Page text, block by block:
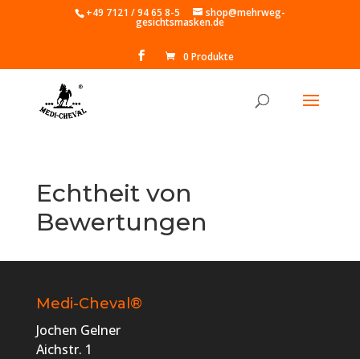
+49 7121 / 94 65 8-5 shop@mehrweg-
gesichtsmasken.de
0 Produkte
Echtheit von
Bewertungen
Medi-Cheval®
Jochen Gelner
Aichstr. 1